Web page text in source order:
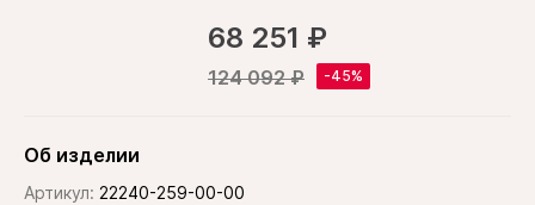
68 251 ₽
124 092 ₽
Об изделии
Артикул: 22240-259-00-00